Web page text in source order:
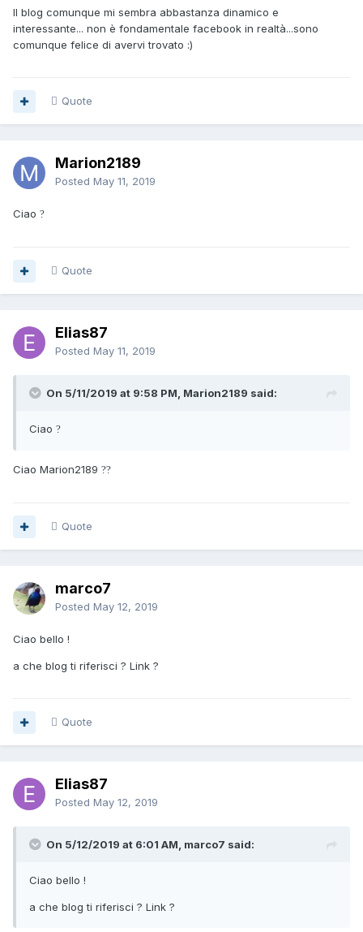
Il blog comunque mi sembra abbastanza dinamico e
interessante... non è fondamentale facebook in realtà...sono
comunque felice di avervi trovato :)
Quote
Marion2189
Posted May 11, 2019
Ciao ?
Quote
Elias87
Posted May 11, 2019
On 5/11/2019 at 9:58 PM, Marion2189 said:
Ciao ?
Ciao Marion2189 ??
Quote
marco7
Posted May 12, 2019
Ciao bello !
a che blog ti riferisci ? Link ?
Quote
Elias87
Posted May 12, 2019
On 5/12/2019 at 6:01 AM, marco7 said:
Ciao bello !
a che blog ti riferisci ? Link ?